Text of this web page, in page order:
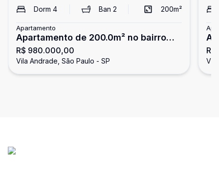
Dorm 4 Ban2 200m²
Apartamento
Apartamento de 200.0m² no bairro
Vila Andrade, com 4 quartos (3
suítes), 5 banheiros e 5 vagas de
R$ 980.000,00
Vila Andrade, São Paulo - SP